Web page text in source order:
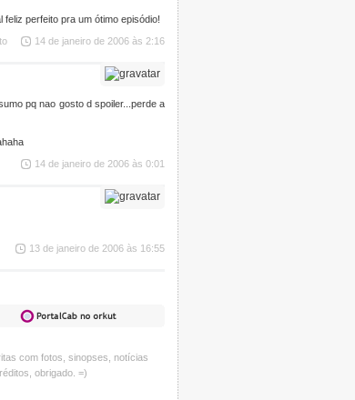
perfeito pra um ótimo episódio!
14 de janeiro de 2006 às 2:16
pq nao gosto d spoiler...perde a
14 de janeiro de 2006 às 0:01
13 de janeiro de 2006 às 16:55
com fotos, sinopses, notícias
obrigado. =)